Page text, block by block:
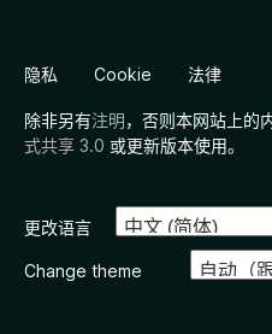
隐私 Cookie 法律
除非另有注明，否则本网站上的
式共享 3.0 或更新版本使用。
更改语言
Change theme